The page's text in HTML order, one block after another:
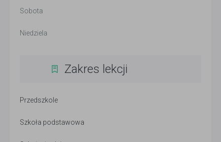
Sobota
Niedziela
Zakres lekcji
Przedszkole
Szkoła podstawowa